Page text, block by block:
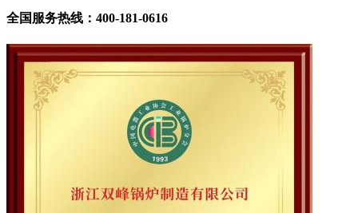
全国服务热线：400-181-0616